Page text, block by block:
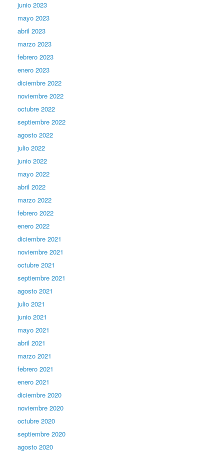
junio 2023
mayo 2023
abril 2023
marzo 2023
febrero 2023
enero 2023
diciembre 2022
noviembre 2022
octubre 2022
septiembre 2022
agosto 2022
julio 2022
junio 2022
mayo 2022
abril 2022
marzo 2022
febrero 2022
enero 2022
diciembre 2021
noviembre 2021
octubre 2021
septiembre 2021
agosto 2021
julio 2021
junio 2021
mayo 2021
abril 2021
marzo 2021
febrero 2021
enero 2021
diciembre 2020
noviembre 2020
octubre 2020
septiembre 2020
agosto 2020